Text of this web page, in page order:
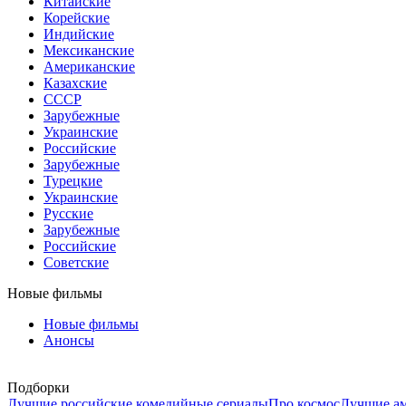
Корейские
Индийские
Мексиканские
Американские
Казахские
СССР
Зарубежные
Украинские
Российские
Зарубежные
Турецкие
Украинские
Русские
Зарубежные
Российские
Советские
Новые фильмы
Новые фильмы
Анонсы
Подборки